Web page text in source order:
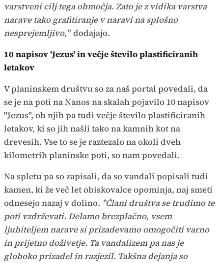
varstveni cilj tega območja. Zato je z vidika varstva
narave tako grafitiranje v naravi na splošno
nesprejemljivo," dodajajo.
10 napisov 'Jezus' in večje število plastificiranih
letakov
V planinskem društvu so za naš portal povedali, da
se je na poti na Nanos na skalah pojavilo 10 napisov
"Jezus", ob njih pa tudi večje število plastificiranih
letakov, ki so jih našli tako na kamnih kot na
drevesih. Vse to se je raztezalo na okoli dveh
kilometrih planinske poti, so nam povedali.
Na spletu pa so zapisali, da so vandali popisali tudi
kamen, ki že več let obiskovalce opominja, naj smeti
odnesejo nazaj v dolino. "Člani društva se trudimo te
poti vzdrževati. Delamo brezplačno, vsem
ljubiteljem narave si prizadevamo omogočiti varno
in prijetno doživetje. Ta vandalizem pa nas je
globoko prizadel in razjezil. Takšna dejanja so